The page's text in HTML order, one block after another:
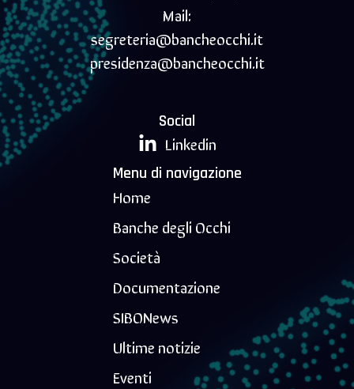
Mail:
segreteria@bancheocchi.it
presidenza@bancheocchi.it
Social
Linkedin
Menu di navigazione
Home
Banche degli Occhi
Società
Documentazione
SIBONews
Ultime notizie
Eventi